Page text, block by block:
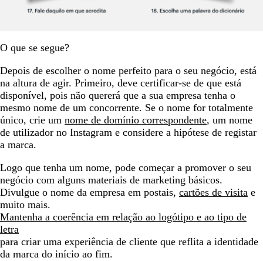
O que se segue?
Depois de escolher o nome perfeito para o seu negócio, está
na altura de agir. Primeiro, deve certificar-se de que está
disponível, pois não quererá que a sua empresa tenha o
mesmo nome de um concorrente. Se o nome for totalmente
único, crie um nome de domínio correspondente, um nome
de utilizador no Instagram e considere a hipótese de registar
a marca.
Logo que tenha um nome, pode começar a promover o seu
negócio com alguns materiais de marketing básicos.
Divulgue o nome da empresa em postais, cartões de visita e
muito mais.
Mantenha a coerência em relação ao logótipo e ao tipo de
letra
para criar uma experiência de cliente que reflita a identidade
da marca do início ao fim.